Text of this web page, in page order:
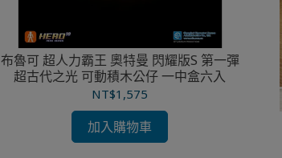
布魯可 超人力霸王 奧特曼 閃耀版S 第一彈
超古代之光 可動積木公仔 一中盒六入
NT$1,575
加入購物車